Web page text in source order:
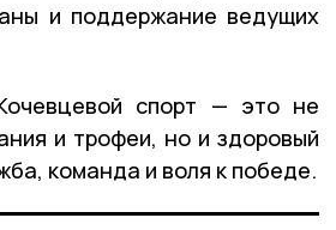
и поддержание ведущих
спорт — это не
и трофеи, но и здоровый
команда и воля к победе.